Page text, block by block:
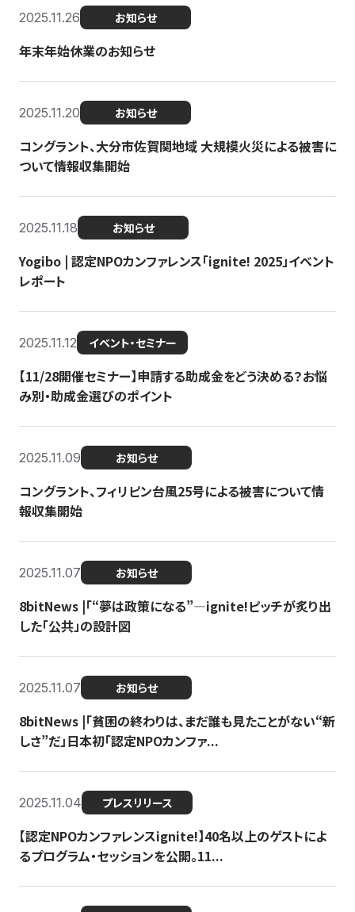
2025.11.26 お知らせ
年末年始休業のお知らせ
2025.11.20 お知らせ
コングラント、大分市佐賀関地域 大規模火災による被害に
ついて情報収集開始
2025.11.18 お知らせ
Yogibo | 認定NPOカンファレンス「ignite! 2025」イベント
レポート
2025.11.12 イベント・セミナー
【11/28開催セミナー】申請する助成金をどう決める？お悩
み別・助成金選びのポイント
2025.11.09 お知らせ
コングラント、フィリピン台風25号による被害について情
報収集開始
2025.11.07 お知らせ
8bitNews |「“夢は政策になる”—ignite!ピッチが炙り出
した「公共」の設計図
2025.11.07 お知らせ
8bitNews |「貧困の終わりは、まだ誰も見たことがない“新
しさ”だ」日本初「認定NPOカンファ...
2025.11.04 プレスリリース
【認定NPOカンファレンスignite!】40名以上のゲストによ
るプログラム・セッションを公開。11...